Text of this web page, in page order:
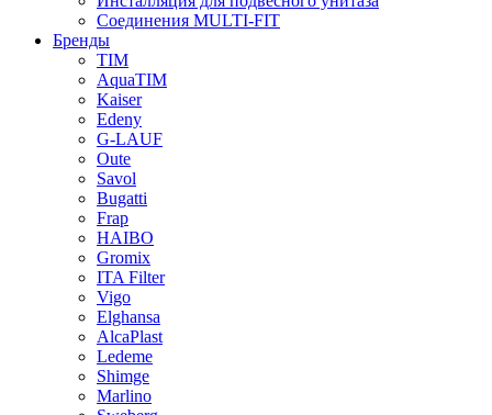
Соединения MULTI-FIT
Бренды
TIM
AquaTIM
Kaiser
Edeny
G-LAUF
Oute
Savol
Bugatti
Frap
HAIBO
Gromix
ITA Filter
Vigo
Elghansa
AlcaPlast
Ledeme
Shimge
Marlino